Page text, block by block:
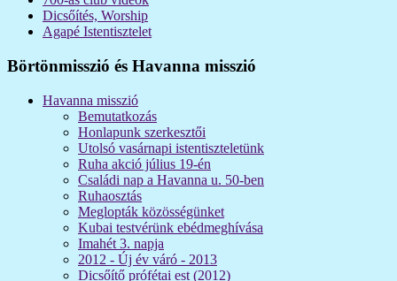
Dicsőítés, Worship
Agapé Istentisztelet
Börtönmisszió és Havanna misszió
Havanna misszió
Bemutatkozás
Honlapunk szerkesztői
Utolsó vasárnapi istentiszteletünk
Ruha akció július 19-én
Családi nap a Havanna u. 50-ben
Ruhaosztás
Meglopták közösségünket
Kubai testvérünk ebédmeghívása
Imahét 3. napja
2012 - Új év váró - 2013
Dicsőítő prófétai est (2012)